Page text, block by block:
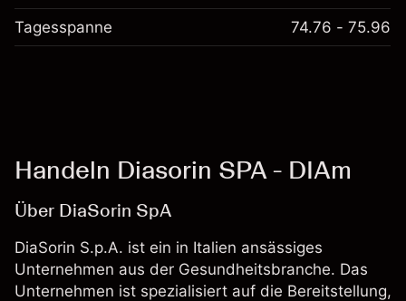
Tagesspanne 74.76 - 75.96
Handeln Diasorin SPA - DIAm
Über DiaSorin SpA
DiaSorin S.p.A. ist ein in Italien ansässiges
Unternehmen aus der Gesundheitsbranche. Das
Unternehmen ist spezialisiert auf die Bereitstellung,